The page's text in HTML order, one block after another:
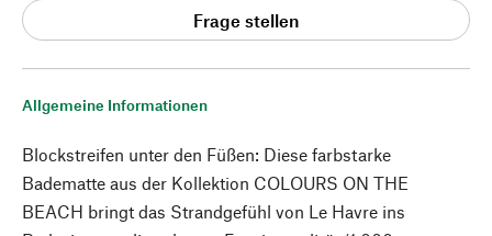
Allgemeine Informationen
Blockstreifen unter den Füßen: Diese farbstarke
Badematte aus der Kollektion COLOURS ON THE
BEACH bringt das Strandgefühl von Le Havre ins
Frage stellen